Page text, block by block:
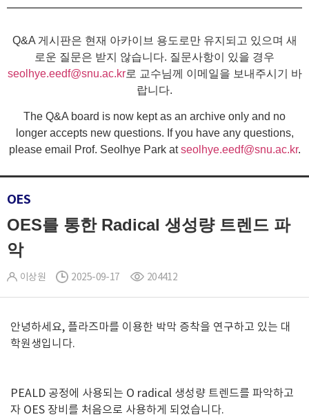
Q&A 게시판은 현재 아카이브 용도로만 유지되고 있으며 새
로운 질문은 받지 않습니다. 질문사항이 있을 경우
seolhye.eedf@snu.ac.kr로 교수님께 이메일을 보내주시기 바
랍니다.
The Q&A board is now kept as an archive only and no
longer accepts new questions. If you have any questions,
please email Prof. Seolhye Park atseolhye.eedf@snu.ac.kr.
OES
OES를 통한 Radical 생성량 트렌드 파
악
이상원 2025-09-17 204412
안녕하세요, 플라즈마를 이용한 박막 증착을 연구하고 있는 대
학원생입니다.
PEALD 공정에 사용되는 O radical 생성량 트렌드를 파악하고
자 OES 장비를 처음으로 사용하게 되었습니다.